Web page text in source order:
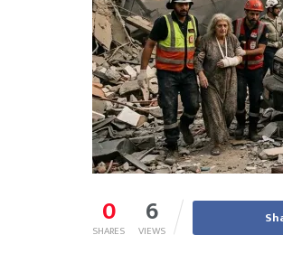
0
SHARES 6
VIEWS